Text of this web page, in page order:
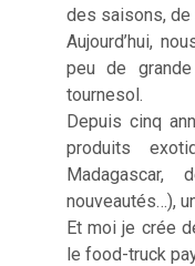
des saisons,
Aujourd’hui,
peu de
tournesol.
Depuis cinq
produits
nouveautés…),
Et moi je crée
le food-truck